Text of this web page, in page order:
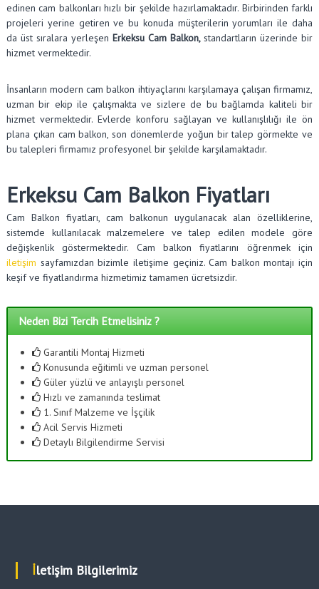
edinen cam balkonları hızlı bir şekilde hazırlamaktadır. Birbirinden farklı
projeleri yerine getiren ve bu konuda müşterilerin yorumları ile daha
da üst sıralara yerleşen Erkeksu Cam Balkon,standartların üzerinde bir
hizmet vermektedir.
İnsanların modern cam balkon ihtiyaçlarını karşılamaya çalışan firmamız,
uzman bir ekip ile çalışmakta ve sizlere de bu bağlamda kaliteli bir
hizmet vermektedir. Evlerde konforu sağlayan ve kullanışlılığı ile ön
plana çıkan cam balkon, son dönemlerde yoğun bir talep görmekte ve
bu talepleri firmamız profesyonel bir şekilde karşılamaktadır.
Erkeksu Cam Balkon Fiyatları
Cam Balkon fiyatları, cam balkonun uygulanacak alan özelliklerine,
sistemde kullanılacak malzemelere ve talep edilen modele göre
değişkenlik göstermektedir. Cam balkon fiyatlarını öğrenmek için
iletişim sayfamızdan bizimle iletişime geçiniz. Cam balkon montajı için
keşif ve fiyatlandırma hizmetimiz tamamen ücretsizdir.
Neden Bizi Tercih Etmelisiniz ?
Garantili Montaj Hizmeti
Konusunda eğitimli ve uzman personel
Güler yüzlü ve anlayışlı personel
Hızlı ve zamanında teslimat
1. Sınıf Malzeme ve İşçilik
Acil Servis Hizmeti
Detaylı Bilgilendirme Servisi
İletişim Bilgilerimiz